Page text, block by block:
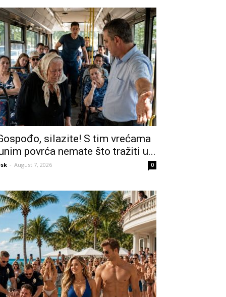
silazite! S tim vrećama
povrća nemate što tražiti u...
- August 7, 2026 0